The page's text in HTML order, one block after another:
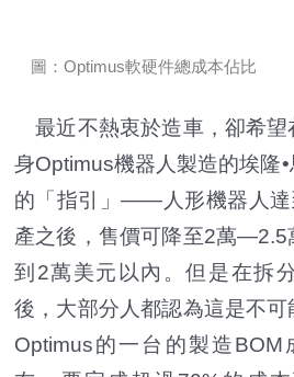
圖：Optimus軟硬件總成本佔比
最近不熱衷於造車，卻希望
身Optimus機器人製造的埃隆
的「指引」——人形機器人達
產之後，售價可降至2萬—2.5
到2萬美元以內。但是在拆
後，大部分人都認為這是不
Optimus的一台的製造